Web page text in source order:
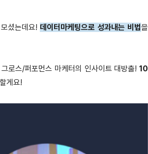
셨는데요! 데이터마케팅으로 성과내는 비법을
로스/퍼포먼스 마케터의 인사이트 대방출!10
게요!